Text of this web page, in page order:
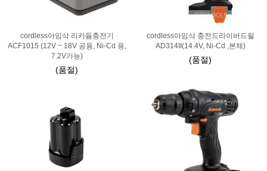
cordless아임삭 리카듐충전기
ACF1015 (12V ~ 18V 공용, Ni-Cd 용,
7.2V가능)
(품절)
cordless아임삭 충전드라이버드릴
AD314II(14.4V, Ni-Cd ,본체)
(품절)